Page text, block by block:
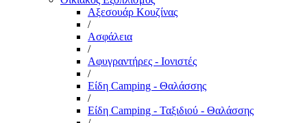
Αξεσουάρ Κουζίνας
/
Ασφάλεια
/
Αφυγραντήρες - Ιονιστές
/
Είδη Camping - Θαλάσσης
/
Είδη Camping - Ταξιδιού - Θαλάσσης